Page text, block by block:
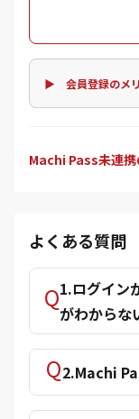
▶ 会員登録のメ
Machi Pass未連
よくある質問
1.ログイン
がわからな
2.Machi